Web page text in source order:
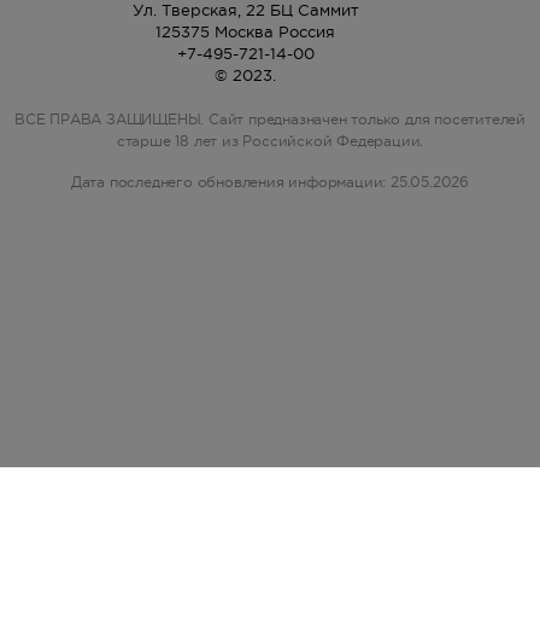
Ул. Тверская, 22 БЦ Саммит
125375 Москва Россия
+7-495-721-14-00
© 2023.
ВСЕ ПРАВА ЗАЩИЩЕНЫ. Сайт предназначен только для посетителей
старше 18 лет из Российской Федерации.
Дата последнего обновления информации: 25.05.2026